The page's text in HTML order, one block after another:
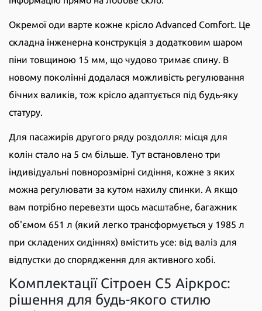
Окремої оди варте кожне крісло Advanced Comfort. Це
складна інженерна конструкція з додатковим шаром
піни товщиною 15 мм, що чудово тримає спину. В
новому поколінні додалася можливість регулювання
бічних валиків, тож крісло адаптується під будь-яку
статуру.
Для пасажирів другого ряду роздолля: місця для
колін стало на 5 см більше. Тут встановлено три
індивідуальні повнорозмірні сидіння, кожне з яких
можна регулювати за кутом нахилу спинки. А якщо
вам потрібно перевезти щось масштабне, багажник
об'ємом 651 л (який легко трансформується у 1985 л
при складених сидіннях) вмістить усе: від валіз для
відпустки до спорядження для активного хобі.
Комплектації Сітроен С5 Аіркрос:
рішення для будь-якого стилю